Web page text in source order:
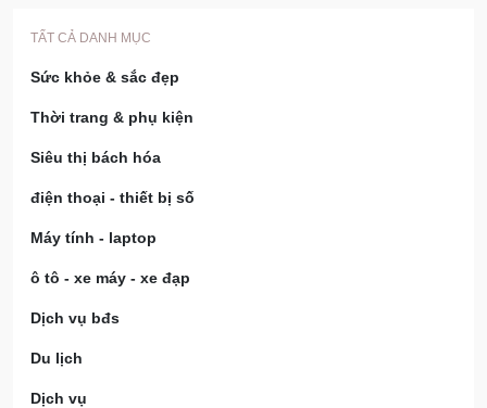
TẤT CẢ DANH MỤC
Sức khỏe & sắc đẹp
Thời trang & phụ kiện
Siêu thị bách hóa
điện thoại - thiết bị số
Máy tính - laptop
ô tô - xe máy - xe đạp
Dịch vụ bđs
Du lịch
Dịch vụ